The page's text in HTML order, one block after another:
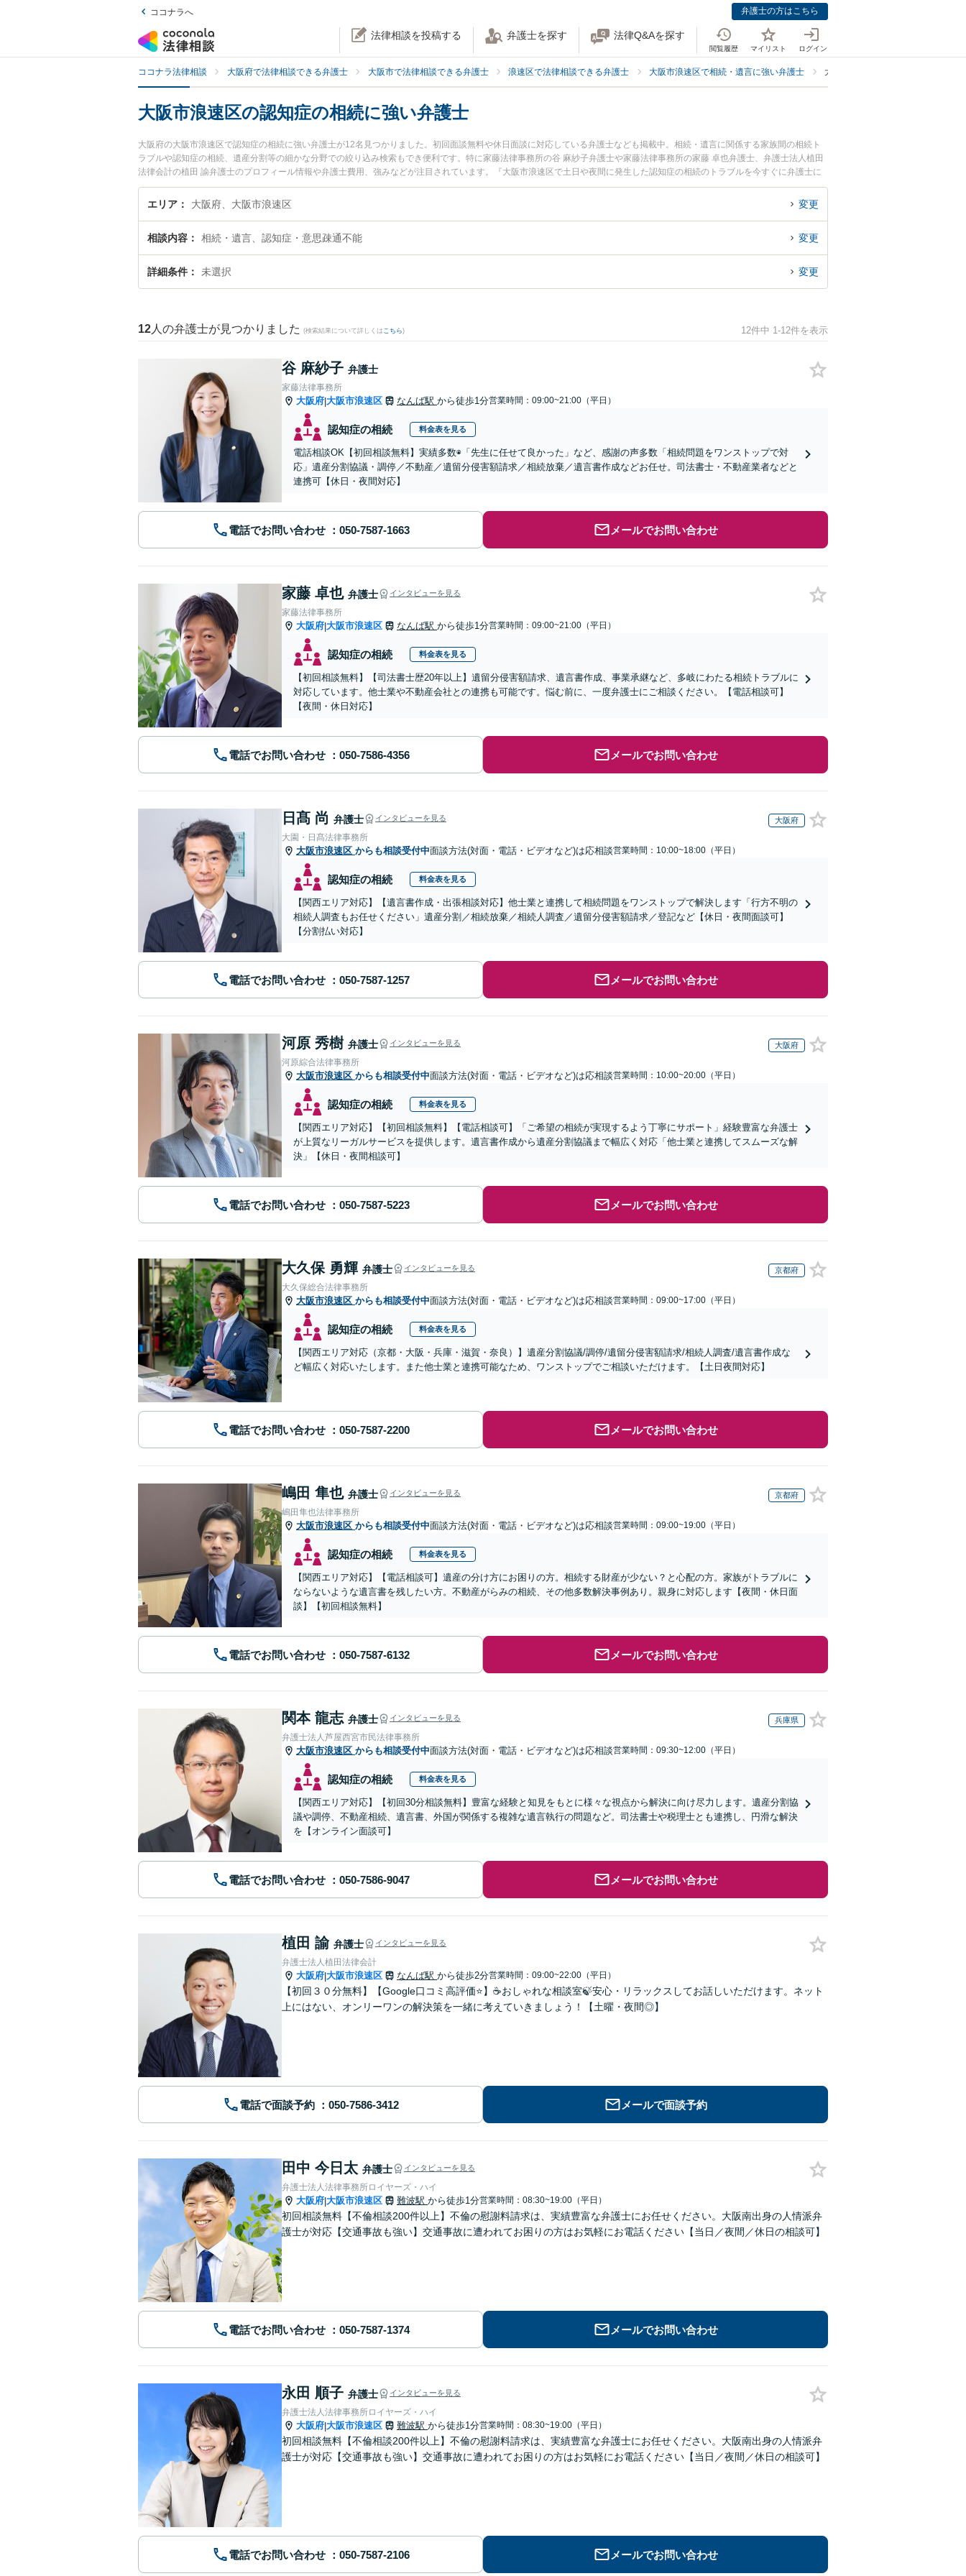
ココナラへ 弁護士の方はこちら
法律相談を投稿する 弁護士を探す 法律Q&Aを探す
閲覧履歴 マイリスト ログイン
ココナラ法律相談 大阪府で法律相談できる弁護士 大阪市で法律相談できる弁護士 浪速区で法律相談できる弁護士 大阪市浪速区で相続・遺言に強い弁護士 大阪市浪速区で認知症・意思疎通不
大阪市浪速区の認知症の相続に強い弁護士
大阪府の大阪市浪速区で認知症の相続に強い弁護士が12名見つかりました。初回面談無料や休日面談に対応している弁護士なども掲載中。相続・遺言に関係する家族間の相続ト
ラブルや認知症の相続、遺産分割等の細かな分野での絞り込み検索もでき便利です。特に家藤法律事務所の谷 麻紗子弁護士や家藤法律事務所の家藤 卓也弁護士、弁護士法人植田
法律会計の植田 諭弁護士のプロフィール情報や弁護士費用、強みなどが注目されています。『大阪市浪速区で土日や夜間に発生した認知症の相続のトラブルを今すぐに弁護士に
相談したい』『認知症の相続のトラブル解決の実績豊富な近くの弁護士を検索したい』『初回相談無料で認知症の相続を法律相談できる大阪市浪速区内の弁護士に相談予約した
い』などでお困りの相談者さんにおすすめです。
エリア 大阪府、大阪市浪速区 変更
相談内容 相続・遺言、認知症・意思疎通不能 変更
詳細条件 未選択 変更
12 人の弁護士が見つかりました (検索結果について詳しくは こちら) 12件中 1-12件を表示
谷 麻紗子 弁護士
家藤法律事務所
大阪府|大阪市浪速区 なんば駅 から徒歩1分営業時間：09:00~21:00（平日）
認知症の相続 料金表を見る
電話相談OK【初回相談無料】実績多数◉「先生に任せて良かった」など、感謝の声多数「相続問題をワンストップで対
応」遺産分割協議・調停／不動産／遺留分侵害額請求／相続放棄／遺言書作成などお任せ。司法書士・不動産業者などと
連携可【休日・夜間対応】
電話でお問い合わせ メールでお問い合わせ
家藤 卓也 弁護士 インタビューを見る
家藤法律事務所
大阪府|大阪市浪速区 なんば駅 から徒歩1分営業時間：09:00~21:00（平日）
認知症の相続 料金表を見る
【初回相談無料】【司法書士歴20年以上】遺留分侵害額請求、遺言書作成、事業承継など、多岐にわたる相続トラブルに
対応しています。他士業や不動産会社との連携も可能です。悩む前に、一度弁護士にご相談ください。【電話相談可】
【夜間・休日対応】
電話でお問い合わせ メールでお問い合わせ
日髙 尚 弁護士 インタビューを見る 大阪府
大園・日髙法律事務所
大阪市浪速区 からも相談受付中面談方法(対面・電話・ビデオなど)は応相談営業時間：10:00~18:00（平日）
認知症の相続 料金表を見る
【関西エリア対応】【遺言書作成・出張相談対応】他士業と連携して相続問題をワンストップで解決します「行方不明の
相続人調査もお任せください」遺産分割／相続放棄／相続人調査／遺留分侵害額請求／登記など【休日・夜間面談可】
【分割払い対応】
電話でお問い合わせ メールでお問い合わせ
河原 秀樹 弁護士 インタビューを見る 大阪府
河原綜合法律事務所
大阪市浪速区 からも相談受付中面談方法(対面・電話・ビデオなど)は応相談営業時間：10:00~20:00（平日）
認知症の相続 料金表を見る
【関西エリア対応】【初回相談無料】【電話相談可】「ご希望の相続が実現するよう丁寧にサポート」経験豊富な弁護士
が上質なリーガルサービスを提供します。遺言書作成から遺産分割協議まで幅広く対応「他士業と連携してスムーズな解
決」【休日・夜間相談可】
電話でお問い合わせ メールでお問い合わせ
大久保 勇輝 弁護士 インタビューを見る 京都府
大久保総合法律事務所
大阪市浪速区 からも相談受付中面談方法(対面・電話・ビデオなど)は応相談営業時間：09:00~17:00（平日）
認知症の相続 料金表を見る
【関西エリア対応（京都・大阪・兵庫・滋賀・奈良）】遺産分割協議/調停/遺留分侵害額請求/相続人調査/遺言書作成な
ど幅広く対応いたします。また他士業と連携可能なため、ワンストップでご相談いただけます。【土日夜間対応】
電話でお問い合わせ メールでお問い合わせ
嶋田 隼也 弁護士 インタビューを見る 京都府
嶋田隼也法律事務所
大阪市浪速区 からも相談受付中面談方法(対面・電話・ビデオなど)は応相談営業時間：09:00~19:00（平日）
認知症の相続 料金表を見る
【関西エリア対応】【電話相談可】遺産の分け方にお困りの方。相続する財産が少ない？と心配の方。家族がトラブルに
ならないような遺言書を残したい方。不動産がらみの相続、その他多数解決事例あり。親身に対応します【夜間・休日面
談】【初回相談無料】
電話でお問い合わせ メールでお問い合わせ
関本 龍志 弁護士 インタビューを見る 兵庫県
弁護士法人芦屋西宮市民法律事務所
大阪市浪速区 からも相談受付中面談方法(対面・電話・ビデオなど)は応相談営業時間：09:30~12:00（平日）
認知症の相続 料金表を見る
【関西エリア対応】【初回30分相談無料】豊富な経験と知見をもとに様々な視点から解決に向け尽力します。遺産分割協
議や調停、不動産相続、遺言書、外国が関係する複雑な遺言執行の問題など。司法書士や税理士とも連携し、円滑な解決
を【オンライン面談可】
電話でお問い合わせ メールでお問い合わせ
植田 諭 弁護士 インタビューを見る
弁護士法人植田法律会計
大阪府|大阪市浪速区 なんば駅 から徒歩2分営業時間：09:00~22:00（平日）
【初回３０分無料】【Google口コミ高評価⭐️】☕️おしゃれな相談室🍃安心・リラックスしてお話しいただけます。ネット
上にはない、オンリーワンの解決策を一緒に考えていきましょう！【土曜・夜間◎】
電話で面談予約 メールで面談予約
田中 今日太 弁護士 インタビューを見る
弁護士法人法律事務所ロイヤーズ・ハイ
大阪府|大阪市浪速区 難波駅 から徒歩1分営業時間：08:30~19:00（平日）
初回相談無料【不倫相談200件以上】不倫の慰謝料請求は、実績豊富な弁護士にお任せください。大阪南出身の人情派弁
護士が対応【交通事故も強い】交通事故に遭われてお困りの方はお気軽にお電話ください【当日／夜間／休日の相談可】
電話でお問い合わせ メールでお問い合わせ
永田 順子 弁護士 インタビューを見る
弁護士法人法律事務所ロイヤーズ・ハイ
大阪府|大阪市浪速区 難波駅 から徒歩1分営業時間：08:30~19:00（平日）
初回相談無料【不倫相談200件以上】不倫の慰謝料請求は、実績豊富な弁護士にお任せください。大阪南出身の人情派弁
護士が対応【交通事故も強い】交通事故に遭われてお困りの方はお気軽にお電話ください【当日／夜間／休日の相談可】
電話でお問い合わせ メールでお問い合わせ